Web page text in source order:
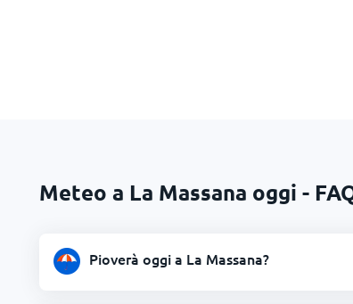
Meteo a La Massana oggi -
Pioverà oggi a La Massana?